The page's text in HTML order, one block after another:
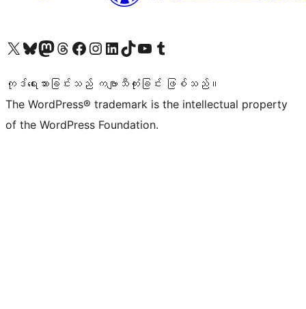
ကျွန်ုပ်တို့၏ X (ယခင် Twitter) အကောင့်သို့ သွားရောက်ကြည့်ရှုပါကျွန်ုပ်တို့၏ Bluesky အကောင့်သို့ ဝင်ရောက်ကြည့်ရှုရန်
ကျွန်ုပ်တို့၏ Mastodon အကောင့်သို့ သွားရောက်ကြည့်ရှုပါကျွန်ုပ်တို့၏ Threads အကောင့်သို့ ဝင်ရောက်ကြည့်ရှုရန်
ကျွန်ုပ်တို့၏ Facebook စာမျက်နှာသို့ သွားရောက်ကြည့်ရှုပါကျွန်ုပ်တို့၏ Instagram အကောင့်သို့ သွားရောက်ကြည့်ရှုပါ ကျွန်ုပ်တို့၏ LinkedIn အကောင့်သို့ သွားရောက်ကြည့်ရှုပါကျွန်ုပ်တို့၏ TikTok အကောင့်သို့ ဝင်ရောက်ကြည့်ရှုရန်
ကျွန်ုပ်တို့၏ YouTube ချန်နယ်သို့ သွားရောက်ကြည့်ရှုပါ ကျွန်ုပ်တို့၏ Tumblr အကောင့်သို့ ဝင်ရောက်ကြည့်ရှုရန်
ကုဒ်ရေးသားခြင်းသည် ကဗျာသီကုံးခြင်း ဖြစ်သည်။
The WordPress® trademark is the intellectual property
of the WordPress Foundation.